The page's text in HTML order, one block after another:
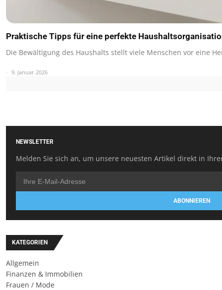
Praktische Tipps für eine perfekte
Die Bewältigung des Haushalts stellt viele Menschen vor eine
9. Januar 2026
NEWSLETTER
Melden Sie sich an, um unsere neuesten Artikel direkt in
ABONNIEREN
KATEGORIEN
Allgemein
Finanzen & Immobilien
Frauen / Mode